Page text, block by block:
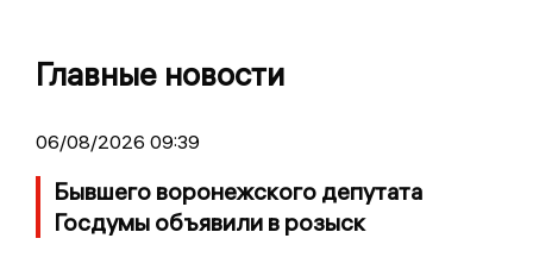
Главные новости
06/08/2026 09:39
Бывшего воронежского депутата
Госдумы объявили в розыск